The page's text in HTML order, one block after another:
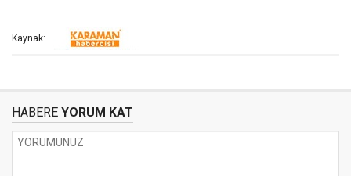
Kaynak:
HABERE YORUM KAT